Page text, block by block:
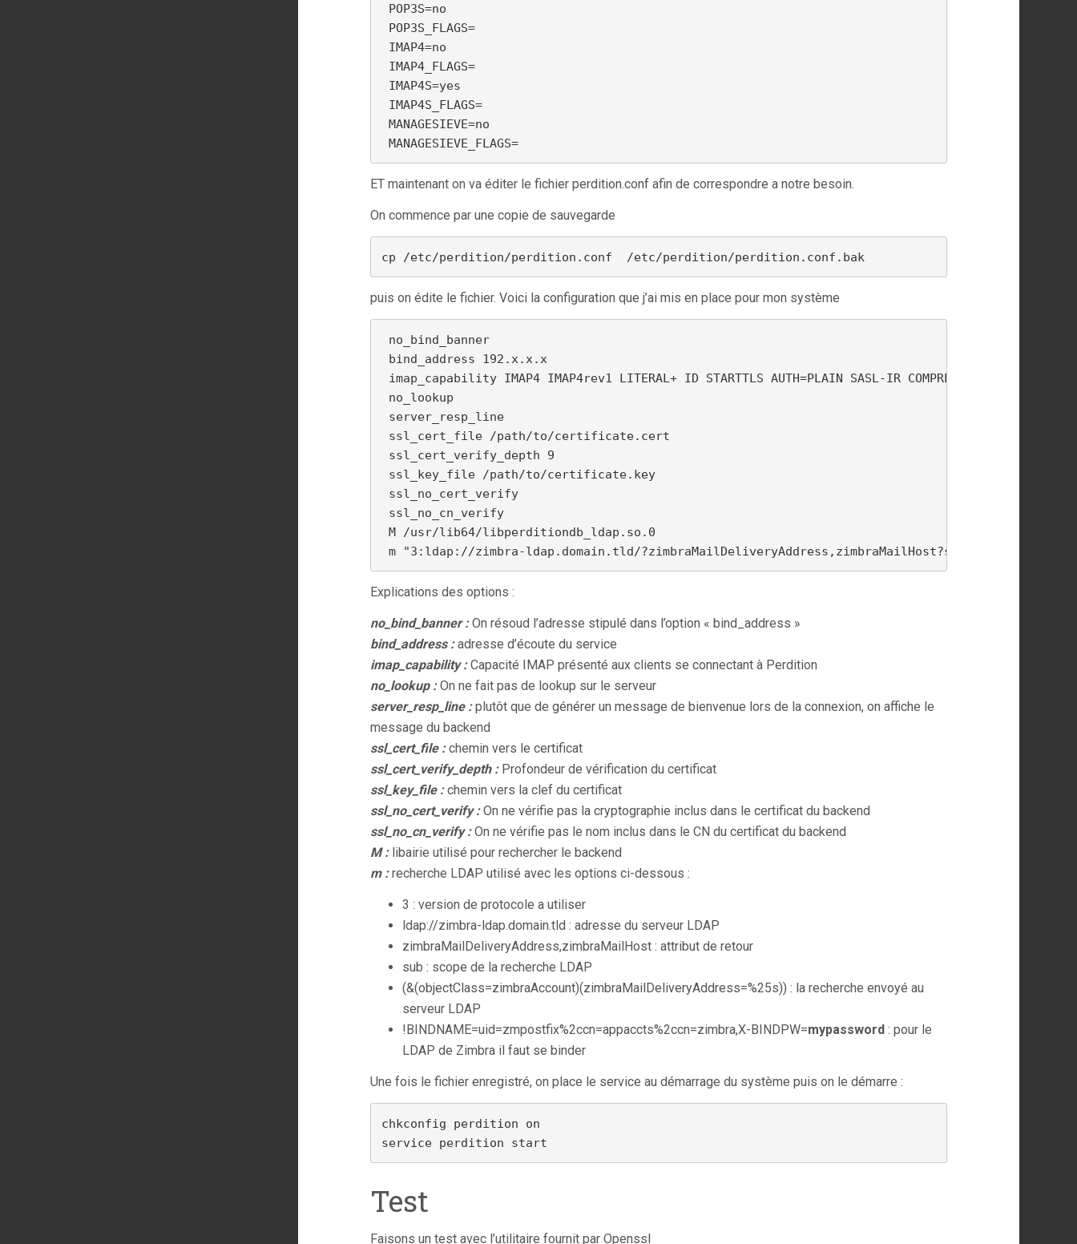
POP3S=no
POP3S_FLAGS=
IMAP4=no
IMAP4_FLAGS=
IMAP4S=yes
IMAP4S_FLAGS=
MANAGESIEVE=no
MANAGESIEVE_FLAGS=
ET maintenant on va éditer le fichier perdition.conf afin de correspondre a notre besoin.
On commence par une copie de sauvegarde
cp /etc/perdition/perdition.conf  /etc/perdition/perdition.conf.bak
puis on édite le fichier. Voici la configuration que j’ai mis en place pour mon système
no_bind_banner
bind_address 192.x.x.x
imap_capability IMAP4 IMAP4rev1 LITERAL+ ID STARTTLS AUTH=PLAIN SASL-IR COMPRESS=DEFLATE
no_lookup
server_resp_line
ssl_cert_file /path/to/certificate.cert
ssl_cert_verify_depth 9
ssl_key_file /path/to/certificate.key
ssl_no_cert_verify
ssl_no_cn_verify
M /usr/lib64/libperditiondb_ldap.so.0
m "3:ldap://zimbra-ldap.domain.tld/
Explications des options :
no_bind_banner : On résoud l’adresse stipulé dans l’option « bind_address »
bind_address : adresse d’écoute du service
imap_capability : Capacité IMAP présenté aux clients se connectant à Perdition
no_lookup : On ne fait pas de lookup sur le serveur
server_resp_line : plutôt que de générer un message de bienvenue lors de la connexion, on affiche le
message du backend
ssl_cert_file : chemin vers le certificat
ssl_cert_verify_depth : Profondeur de vérification du certificat
ssl_key_file : chemin vers la clef du certificat
ssl_no_cert_verify : On ne vérifie pas la cryptographie inclus dans le certificat du backend
ssl_no_cn_verify : On ne vérifie pas le nom inclus dans le CN du certificat du backend
M : libairie utilisé pour rechercher le backend
m : recherche LDAP utilisé avec les options ci-dessous :
3 : version de protocole a utiliser
ldap://zimbra-ldap.domain.tld : adresse du serveur LDAP
zimbraMailDeliveryAddress,zimbraMailHost : attribut de retour
sub : scope de la recherche LDAP
(&(objectClass=zimbraAccount)(zimbraMailDeliveryAddress=%25s)) : la recherche envoyé au
serveur LDAP
!BINDNAME=uid=zmpostfix%2ccn=appaccts%2ccn=zimbra,X-BINDPW=mypassword : pour le
LDAP de Zimbra il faut se binder
Une fois le fichier enregistré, on place le service au démarrage du système puis on le démarre :
chkconfig perdition on
service perdition start
Test
Faisons un test avec l’utilitaire fournit par Openssl